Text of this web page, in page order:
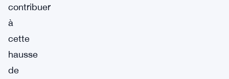
contribuer
à
cette
hausse
de